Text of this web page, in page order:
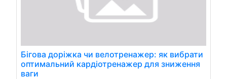
Бігова доріжка чи велотренажер: як вибрати
оптимальний кардіотренажер для зниження
ваги